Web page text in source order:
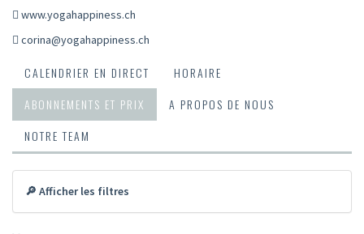
www.yogahappiness.ch
corina@yogahappiness.ch
CALENDRIER EN DIRECT
HORAIRE
ABONNEMENTS ET PRIX
A PROPOS DE NOUS
NOTRE TEAM
🔎 Afficher les filtres